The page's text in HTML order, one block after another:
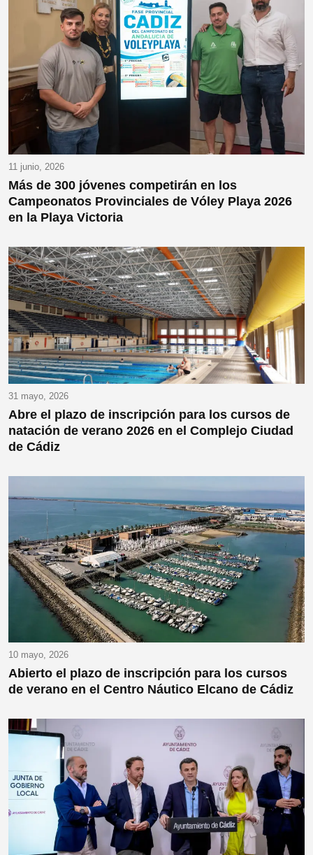
11 junio, 2026
Más de 300 jóvenes competirán en los
Campeonatos Provinciales de Vóley Playa 2026
en la Playa Victoria
31 mayo, 2026
Abre el plazo de inscripción para los cursos de
natación de verano 2026 en el Complejo Ciudad
de Cádiz
10 mayo, 2026
Abierto el plazo de inscripción para los cursos
de verano en el Centro Náutico Elcano de Cádiz